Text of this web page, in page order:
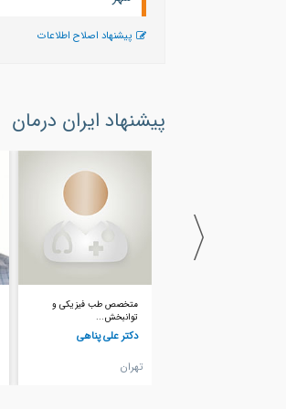
پیشنهاد اصلاح اطلاعات
پیشنهاد ایران درمان
متخصص طب فیزیکی و
توانبخش...
دکتر سهیل ستاری
اصفهان